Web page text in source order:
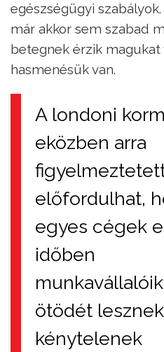
egészségügyi
már akkor sem szabad
betegnek érzik magukat
hasmenésük van.
A londoni
eközben arra
előfordulhat,
egyes cégek
időben
munkavállalóik
ötödét lesznek
kénytelenek